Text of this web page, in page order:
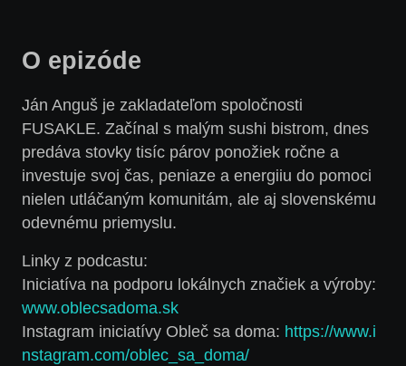
O epizóde
Ján Anguš je zakladateľom spoločnosti
FUSAKLE. Začínal s malým sushi bistrom, dnes
predáva stovky tisíc párov ponožiek ročne a
investuje svoj čas, peniaze a energiiu do pomoci
nielen utláčaným komunitám, ale aj slovenskému
odevnému priemyslu.
Linky z podcastu:
Iniciatíva na podporu lokálnych značiek a výroby:
www.oblecsadoma.sk
Instagram iniciatívy Obleč sa doma: https://www.i
nstagram.com/oblec_sa_doma/